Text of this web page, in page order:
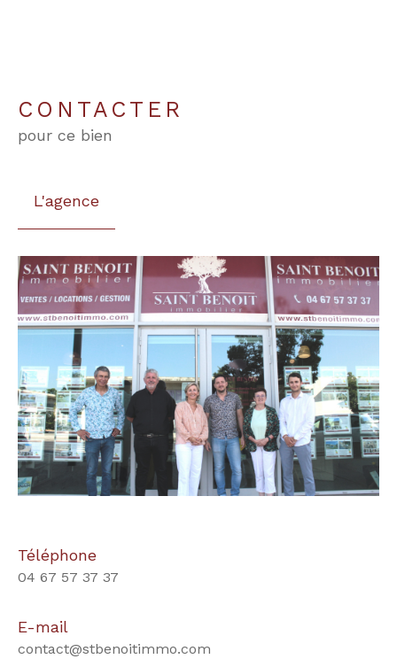
CONTACTER
pour ce bien
L'agence
Téléphone
04 67 57 37 37
E-mail
contact@stbenoitimmo.com